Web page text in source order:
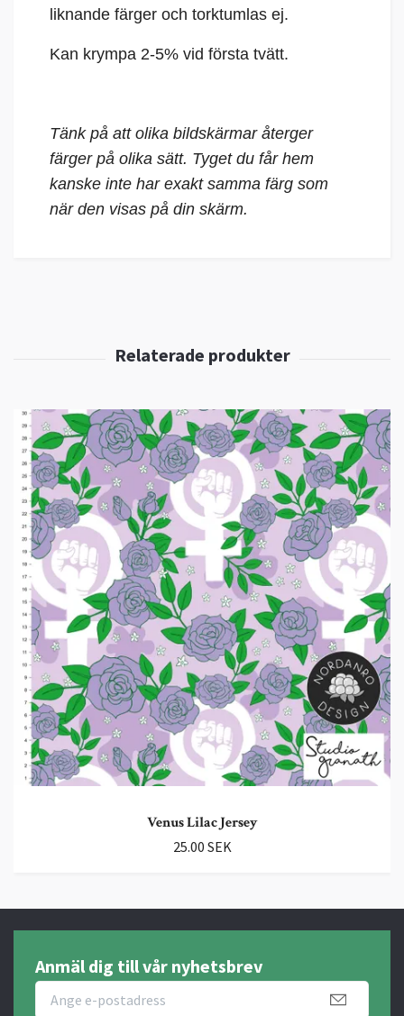
liknande färger och torktumlas ej.
Kan krympa 2-5% vid första tvätt.
Tänk på att olika bildskärmar återger
färger på olika sätt. Tyget du får hem
kanske inte har exakt samma färg som
när den visas på din skärm.
Venus Lilac Jersey
25.00 SEK
Anmäl dig till vår nyhetsbrev